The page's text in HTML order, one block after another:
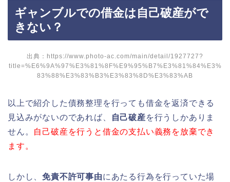
ギャンブルでの借金は自己破産がで
きない？
出典：https://www.photo-ac.com/main/detail/1927727?
title=%E6%9A%97%E3%81%8F%E9%95%B7%E3%81%84%E3%
83%88%E3%83%B3%E3%83%8D%E3%83%AB
以上で紹介した債務整理を行っても借金を返済できる
見込みがないのであれば、
自己破産を行うしかありま
せん。 自己破産を行うと借金の支払い義務を放棄でき
ます。
しかし、免責不許可事由にあたる行為を行っていた場